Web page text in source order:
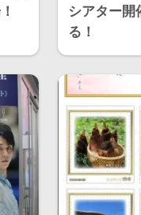
シアター開
る！